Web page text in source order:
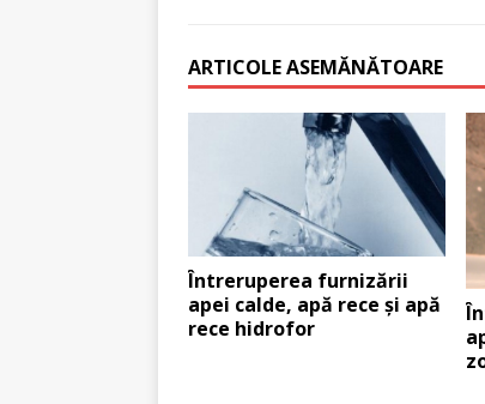
ARTICOLE ASEMĂNĂTOARE
Întreruperea furnizării
apei calde, apă rece și apă
rece hidrofor